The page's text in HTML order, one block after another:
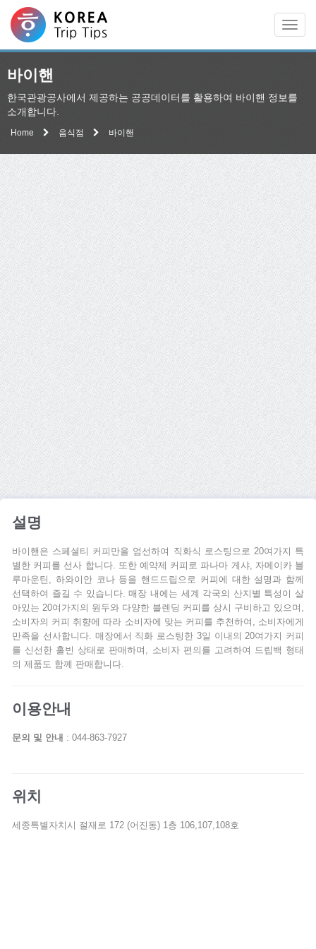
바이핸
한국관광공사에서 제공하는 공공데이터를 활용하여 바이핸 정보를
소개합니다.
Home 음식점 바이핸
설명
바이핸은 스페셜티 커피만을 엄선하여 직화식 로스팅으로 20여가지 특
별한 커피를 선사 합니다. 또한 예약제 커피로 파나마 게샤, 자메이카 블
루마운틴, 하와이안 코나 등을 핸드드립으로 커피에 대한 설명과 함께
선택하여 즐길 수 있습니다. 매장 내에는 세계 각국의 산지별 특성이 살
아있는 20여가지의 원두와 다양한 블렌딩 커피를 상시 구비하고 있으며,
소비자의 커피 취향에 따라 소비자에 맞는 커피를 추천하여, 소비자에게
만족을 선사합니다. 매장에서 직화 로스팅한 3일 이내의 20여가지 커피
를 신선한 홀빈 상태로 판매하며, 소비자 편의를 고려하여 드립백 형태
의 제품도 함께 판매합니다.
이용안내
문의 및 안내 : 044-863-7927
위치
세종특별자치시 절재로 172 (어진동) 1층 106,107,108호